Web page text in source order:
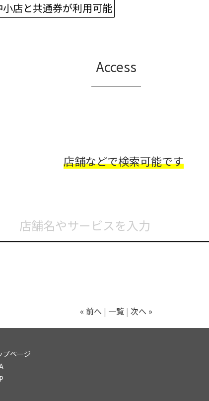
小店と共通券が利用可能
Access
店舗などで検索可能です
« 前へ 一覧 次へ »
プページ